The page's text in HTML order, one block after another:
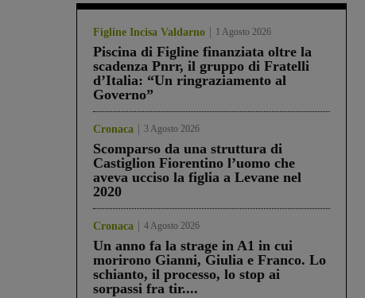
Figline Incisa Valdarno 1 Agosto 2026
Piscina di Figline finanziata oltre la
scadenza Pnrr, il gruppo di Fratelli
d’Italia: “Un ringraziamento al
Governo”
Cronaca 3 Agosto 2026
Scomparso da una struttura di
Castiglion Fiorentino l’uomo che
aveva ucciso la figlia a Levane nel
2020
Cronaca 4 Agosto 2026
Un anno fa la strage in A1 in cui
morirono Gianni, Giulia e Franco. Lo
schianto, il processo, lo stop ai
sorpassi fra tir....